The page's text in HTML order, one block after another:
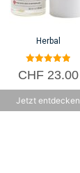
Herbal
5.00
von 5
CHF23.00
Jetzt entdecken